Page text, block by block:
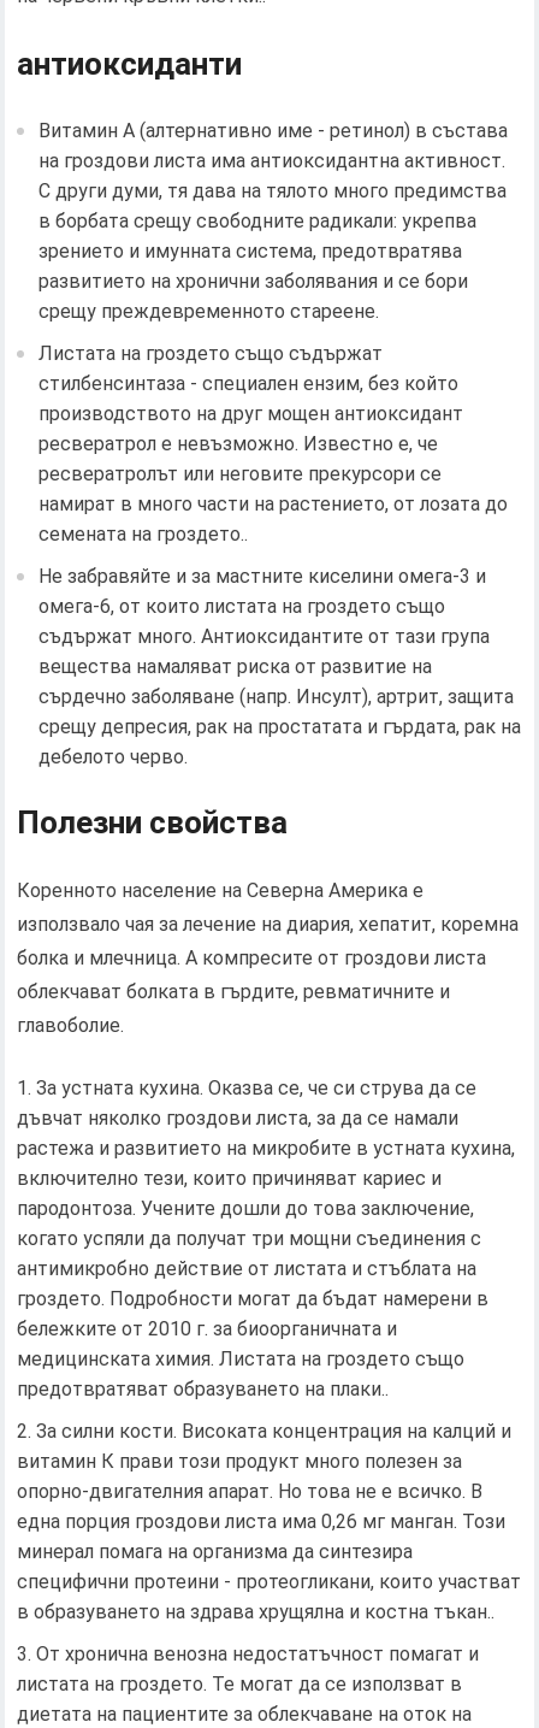
антиоксиданти
Витамин А (алтернативно име - ретинол) в състава
на гроздови листа има антиоксидантна активност.
С други думи, тя дава на тялото много предимства
в борбата срещу свободните радикали: укрепва
зрението и имунната система, предотвратява
развитието на хронични заболявания и се бори
срещу преждевременното стареене.
Листата на гроздето също съдържат
стилбенсинтаза - специален ензим, без който
производството на друг мощен антиоксидант
ресвератрол е невъзможно. Известно е, че
ресвератролът или неговите прекурсори се
намират в много части на растението, от лозата до
семената на гроздето..
Не забравяйте и за мастните киселини омега-3 и
омега-6, от които листата на гроздето също
съдържат много. Антиоксидантите от тази група
вещества намаляват риска от развитие на
сърдечно заболяване (напр. Инсулт), артрит, защита
срещу депресия, рак на простатата и гърдата, рак на
дебелото черво.
Полезни свойства
Коренното население на Северна Америка е
използвало чая за лечение на диария, хепатит, коремна
болка и млечница. А компресите от гроздови листа
облекчават болката в гърдите, ревматичните и
главоболие.
За устната кухина. Оказва се, че си струва да се
дъвчат няколко гроздови листа, за да се намали
растежа и развитието на микробите в устната кухина,
включително тези, които причиняват кариес и
пародонтоза. Учените дошли до това заключение,
когато успяли да получат три мощни съединения с
антимикробно действие от листата и стъблата на
гроздето. Подробности могат да бъдат намерени в
бележките от 2010 г. за биоорганичната и
медицинската химия. Листата на гроздето също
предотвратяват образуването на плаки..
За силни кости. Високата концентрация на калций и
витамин К прави този продукт много полезен за
опорно-двигателния апарат. Но това не е всичко. В
една порция гроздови листа има 0,26 мг манган. Този
минерал помага на организма да синтезира
специфични протеини - протеогликани, които участват
в образуването на здрава хрущялна и костна тъкан..
От хронична венозна недостатъчност помагат и
листата на гроздето. Те могат да се използват в
диетата на пациентите за облекчаване на оток на